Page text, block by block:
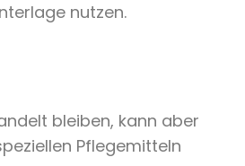
nutzen.
bleiben, kann aber
Pflegemitteln